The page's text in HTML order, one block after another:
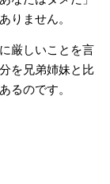
りません。
厳しいことを言
を兄弟姉妹と比
るのです。